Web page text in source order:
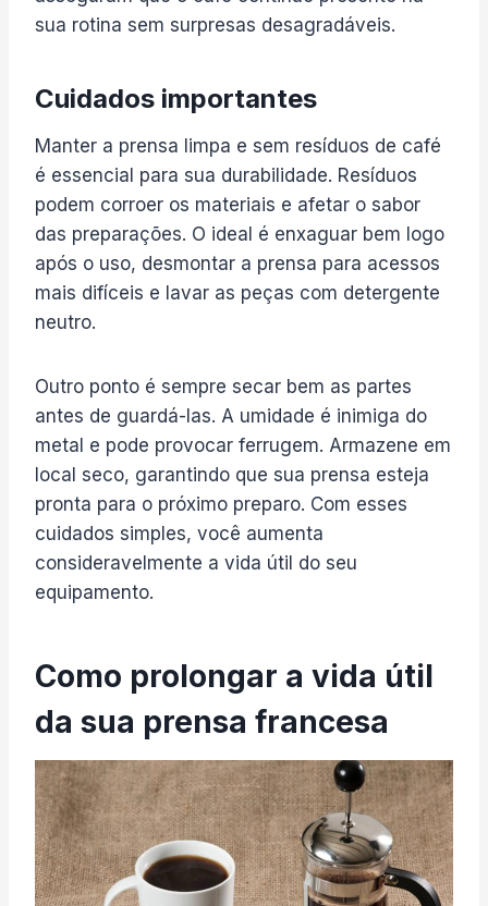
sua rotina sem surpresas desagradáveis.
Cuidados importantes
Manter a prensa limpa e sem resíduos de café
é essencial para sua durabilidade. Resíduos
podem corroer os materiais e afetar o sabor
das preparações. O ideal é enxaguar bem logo
após o uso, desmontar a prensa para acessos
mais difíceis e lavar as peças com detergente
neutro.
Outro ponto é sempre secar bem as partes
antes de guardá-las. A umidade é inimiga do
metal e pode provocar ferrugem. Armazene em
local seco, garantindo que sua prensa esteja
pronta para o próximo preparo. Com esses
cuidados simples, você aumenta
consideravelmente a vida útil do seu
equipamento.
Como prolongar a vida útil
da sua prensa francesa